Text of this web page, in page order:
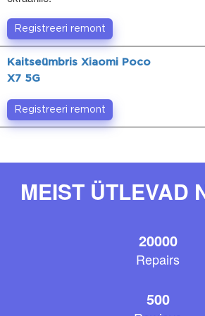
Registreeri remont
Kaitseümbris Xiaomi Poco
X7 5G
Registreeri remont
MEIST ÜTLEVAD
20000
Repairs
500